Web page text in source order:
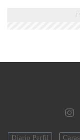
Diario Perfil Caras